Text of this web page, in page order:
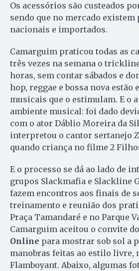
Os acessórios são custeados
sendo que no mercado existem
nacionais e importados.
Camarguim praticou todas as
três vezes na semana o
horas, sem contar sábados e
hop, reggae e bossa nova estão
musicais que o estimulam. E o
ambiente musical: foi dado
com o ator Dáblio Moreira da
interpretou o cantor sertanejo
quando criança no filme 2
E o processo se dá ao lado de
grupos Slackmafia e Slackline
fazem encontros aos finais de
treinamento e reunião dos
Praça Tamandaré e no Parque
Camarguim aceitou o convite do
Online para mostrar sob sol a
manobras feitas ao estilo livre,
Flamboyant. Abaixo, algumas